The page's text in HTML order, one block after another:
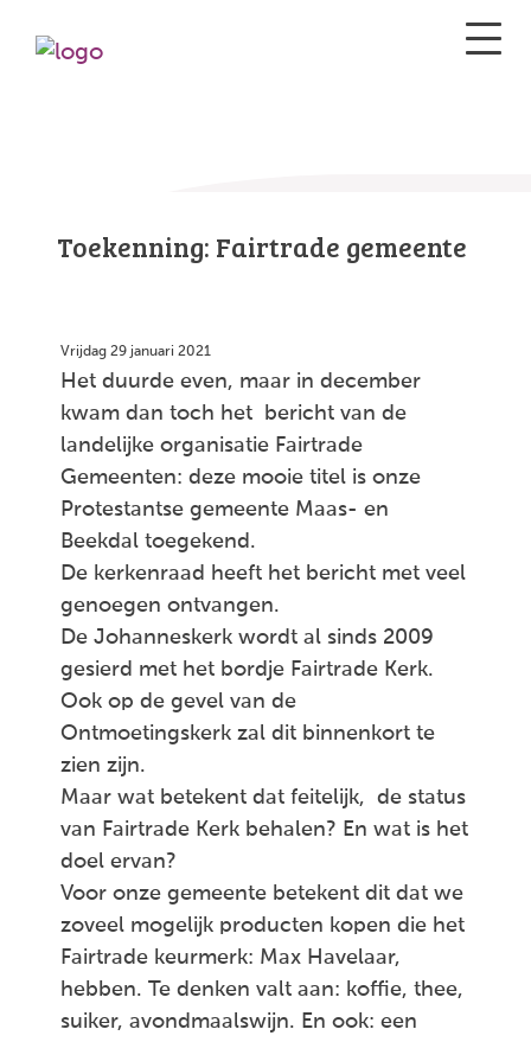
Toekenning: Fairtrade gemeente
Vrijdag 29 januari 2021
Het duurde even, maar in december
kwam dan toch het bericht van de
landelijke organisatie Fairtrade
Gemeenten: deze mooie titel is onze
Protestantse gemeente Maas- en
Beekdal toegekend.
De kerkenraad heeft het bericht met veel
genoegen ontvangen.
De Johanneskerk wordt al sinds 2009
gesierd met het bordje Fairtrade Kerk.
Ook op de gevel van de
Ontmoetingskerk zal dit binnenkort te
zien zijn.
Maar wat betekent dat feitelijk, de status
van Fairtrade Kerk behalen? En wat is het
doel ervan?
Voor onze gemeente betekent dit dat we
zoveel mogelijk producten kopen die het
Fairtrade keurmerk: Max Havelaar,
hebben. Te denken valt aan: koffie, thee,
suiker, avondmaalswijn. En ook: een